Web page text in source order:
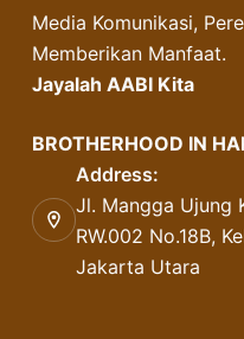
Media Komunikasi,
Memberikan Manfaat.
Jayalah AABI Kita
BROTHERHOOD IN
Address:
Jl. Mangga Ujung
RW.002 No.18B,
Jakarta Utara